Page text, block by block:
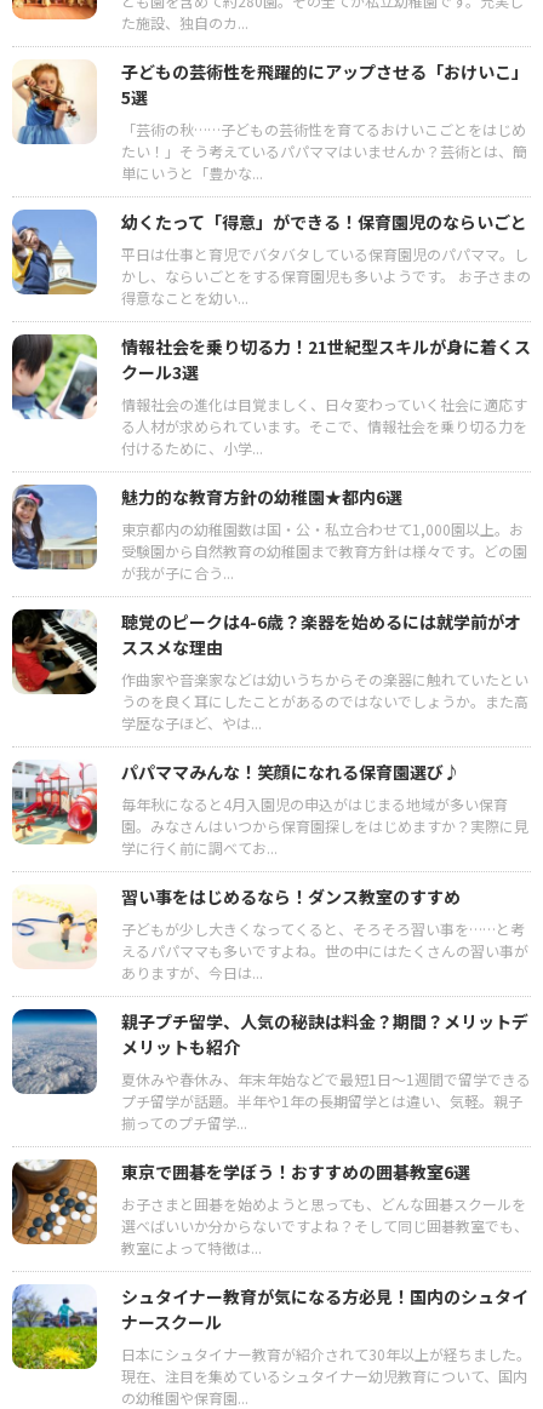
た施設、独自のカ...
子どもの芸術性を飛躍的にアップさせる「おけいこ」
5選
「芸術の秋……子どもの芸術性を育てるおけいこごとをはじめ
たい！」そう考えているパパママはいませんか？芸術とは、簡
単にいうと「豊かな...
幼くたって「得意」ができる！保育園児のならいごと
平日は仕事と育児でバタバタしている保育園児のパパママ。し
かし、ならいごとをする保育園児も多いようです。 お子さまの
得意なことを幼い...
情報社会を乗り切る力！21世紀型スキルが身に着くス
クール3選
情報社会の進化は目覚ましく、日々変わっていく社会に適応す
る人材が求められています。そこで、情報社会を乗り切る力を
付けるために、小学...
魅力的な教育方針の幼稚園★都内6選
東京都内の幼稚園数は国・公・私立合わせて1,000園以上。お
受験園から自然教育の幼稚園まで教育方針は様々です。どの園
が我が子に合う...
聴覚のピークは4-6歳？楽器を始めるには就学前がオ
ススメな理由
作曲家や音楽家などは幼いうちからその楽器に触れていたとい
うのを良く耳にしたことがあるのではないでしょうか。また高
学歴な子ほど、やは...
パパママみんな！笑顔になれる保育園選び♪
毎年秋になると4月入園児の申込がはじまる地域が多い保育
園。みなさんはいつから保育園探しをはじめますか？実際に見
学に行く前に調べてお...
習い事をはじめるなら！ダンス教室のすすめ
子どもが少し大きくなってくると、そろそろ習い事を……と考
えるパパママも多いですよね。世の中にはたくさんの習い事が
ありますが、今日は...
親子プチ留学、人気の秘訣は料金？期間？メリットデ
メリットも紹介
夏休みや春休み、年末年始などで最短1日〜1週間で留学できる
プチ留学が話題。半年や1年の長期留学とは違い、気軽。親子
揃ってのプチ留学...
東京で囲碁を学ぼう！おすすめの囲碁教室6選
お子さまと囲碁を始めようと思っても、どんな囲碁スクールを
選べばいいか分からないですよね？そして同じ囲碁教室でも、
教室によって特徴は...
シュタイナー教育が気になる方必見！国内のシュタイ
ナースクール
日本にシュタイナー教育が紹介されて30年以上が経ちました。
現在、注目を集めているシュタイナー幼児教育について、国内
の幼稚園や保育園...